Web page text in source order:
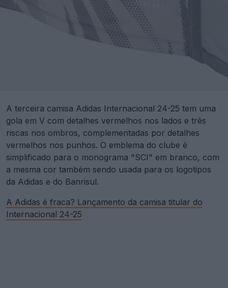
A terceira camisa Adidas Internacional 24-25 tem uma
gola em V com detalhes vermelhos nos lados e três
riscas nos ombros, complementadas por detalhes
vermelhos nos punhos. O emblema do clube é
simplificado para o monograma "SCI" em branco, com
a mesma cor também sendo usada para os logotipos
da Adidas e do Banrisul.
A Adidas é fraca? Lançamento da camisa titular do
Internacional 24-25